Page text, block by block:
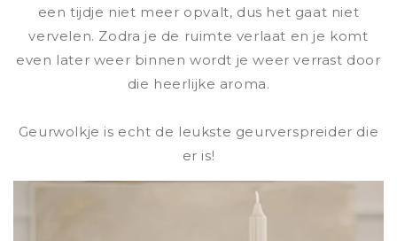
een tijdje niet meer opvalt, dus het gaat niet
vervelen. Zodra je de ruimte verlaat en je komt
even later weer binnen wordt je weer verrast door
die heerlijke aroma.
Geurwolkje is echt de leukste geurverspreider die
er is!